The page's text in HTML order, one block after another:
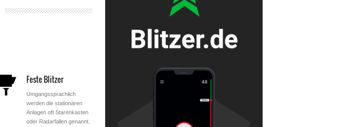
Feste Blitzer
Umgangssprachlich
werden die stationären
Anlagen oft Starenkasten
oder Radarfallen genannt.